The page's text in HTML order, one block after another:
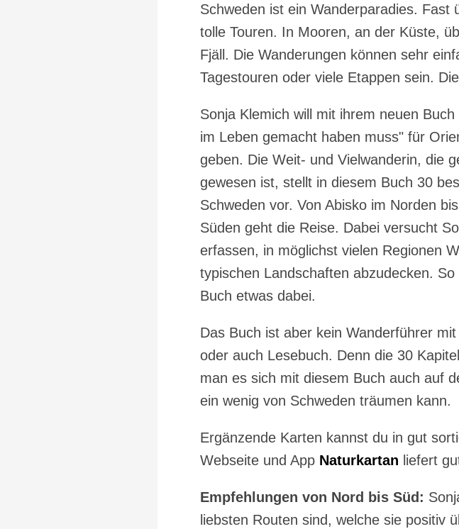
Schweden ist ein Wanderparadies.
tolle Touren. In Mooren, an der Küste,
Fjäll. Die Wanderungen können sehr
Tagestouren oder viele Etappen sein.
Sonja Klemich will mit ihrem neuen
im Leben gemacht haben muss" für
geben. Die Weit- und Vielwanderin, die
gewesen ist, stellt in diesem Buch 30
Schweden vor. Von Abisko im Norden
Süden geht die Reise. Dabei versucht
erfassen, in möglichst vielen Regionen
typischen Landschaften abzudecken.
Buch etwas dabei.
Das Buch ist aber kein Wanderführer
oder auch Lesebuch. Denn die 30
man es sich mit diesem Buch auch auf
ein wenig von Schweden träumen kann.
Ergänzende Karten kannst du in gut
Webseite und App Naturkartan liefert
Empfehlungen von Nord bis Süd:
liebsten Routen sind, welche sie positiv